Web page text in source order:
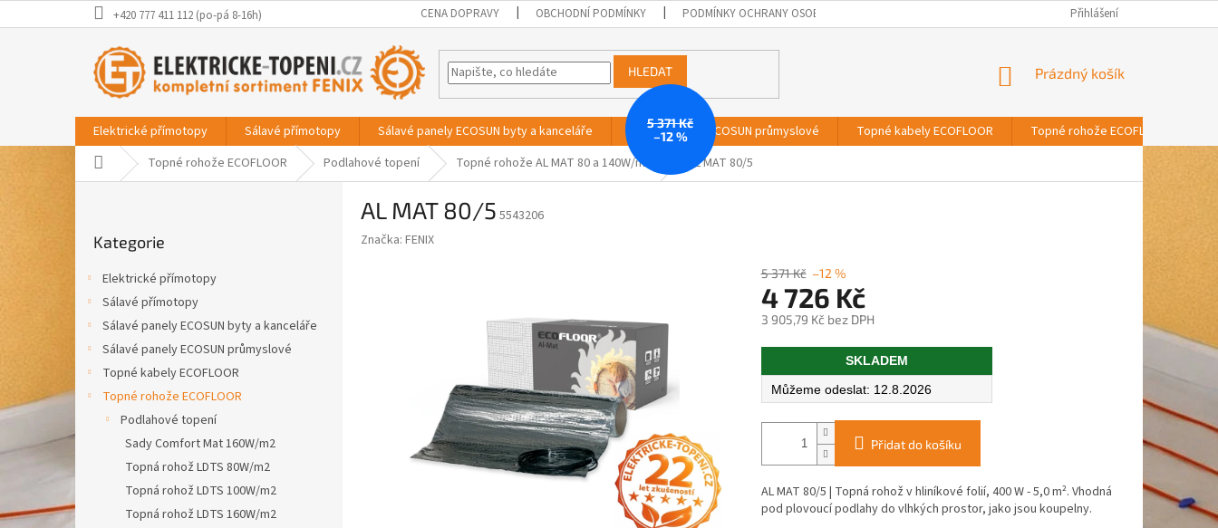
na
+420 777 411 112 (po-pá 8-16h) CENA DOPRAVY OBCHODNÍ PODMÍNKY PODMÍNKY OCHRANY OSOBNÍCH ÚDAJŮ Přihlášení
HLEDAT
NÁKUPNÍ
Prázdný košík
Elektrické přímotopy Sálavé přímotopy Sálavé panely ECOSUN byty a kanceláře Sálavé panely ECOSUN průmyslové Topné kabely ECOFLOOR Topné rohože ECOFLOOR
Domů Topné rohože ECOFLOOR Podlahové topení Topné rohože AL MAT 80 a 140W/m2 AL MAT 80/5
a
e
kategorie
Kategorie
Elektrické přímotopy
Sálavé přímotopy
Sálavé panely ECOSUN byty a kanceláře
Sálavé panely ECOSUN průmyslové
Topné kabely ECOFLOOR
Topné rohože ECOFLOOR
Podlahové topení
Sady Comfort Mat 160W/m2
Topná rohož LDTS 80W/m2
Topná rohož LDTS 100W/m2
Topná rohož LDTS 160W/m2
AL MAT 80/5 5543206
Značka: FENIX
5 371 Kč
–12 %
5 371 Kč –12 %
4 726 Kč
3 905,79 Kč bez DPH
Měrná
SKLADEM
12.8.2026
Přidat do košíku
AL MAT 80/5 | Topná rohož v hliníkové folií, 400 W - 5,0 m². Vhodná
pod plovoucí podlahy do vlhkých prostor, jako jsou koupelny.